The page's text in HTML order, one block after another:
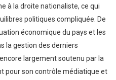
à la droite nationaliste, ce qui
politiques compliquée. De
économique du pays et les
la gestion des derniers
largement soutenu par la
pour son contrôle médiatique et